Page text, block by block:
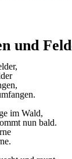
und
im Wald,
nun bald.